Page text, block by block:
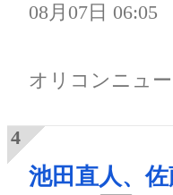
08月07日 06:05
オリコンニュ
池田直人、